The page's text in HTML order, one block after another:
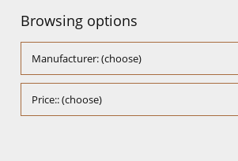
Browsing options
Manufacturer: (choose)
Price:: (choose)